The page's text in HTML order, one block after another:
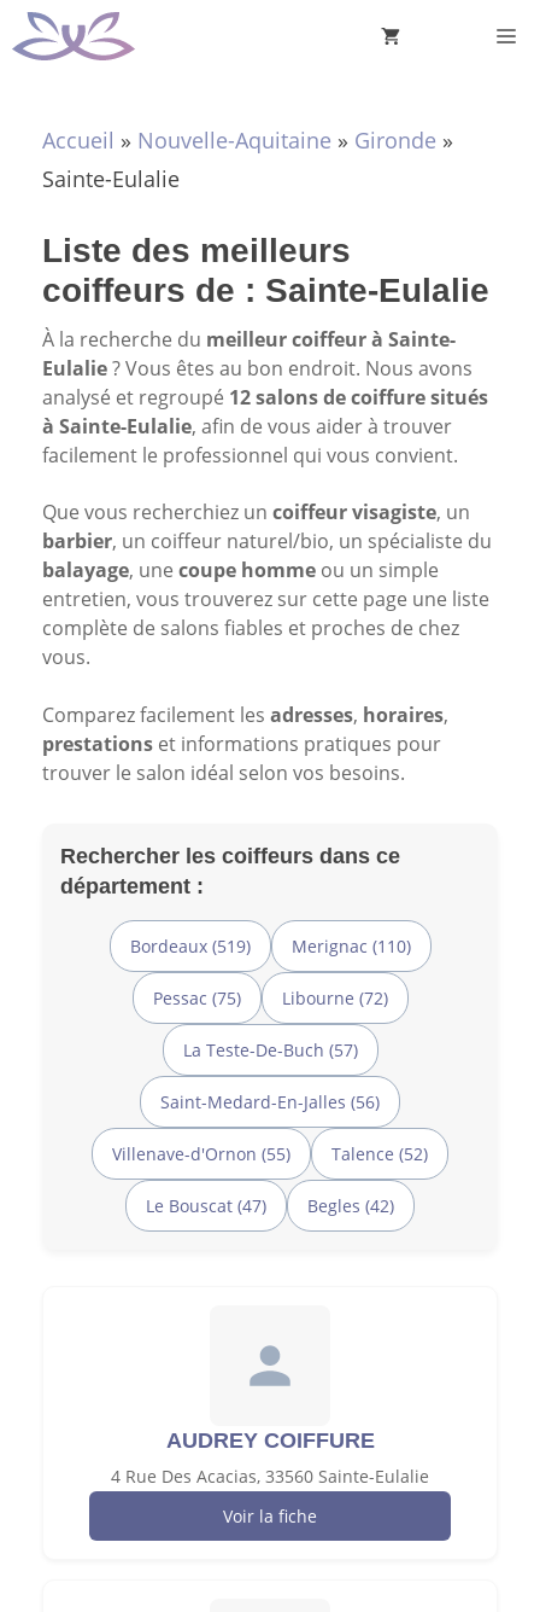
Aller
au
Accueil » Nouvelle-Aquitaine » Gironde »
Sainte-Eulalie
Liste des meilleurs
coiffeurs de : Sainte-Eulalie
À la recherche du meilleur coiffeur à Sainte-
Eulalie? Vous êtes au bon endroit. Nous avons
analysé et regroupé 12 salons de coiffure situés
à Sainte-Eulalie, afin de vous aider à trouver
facilement le professionnel qui vous convient.
Que vous recherchiez un coiffeur visagiste, un
barbier, un coiffeur naturel/bio, un spécialiste du
balayage, une coupe homme ou un simple
entretien, vous trouverez sur cette page une liste
complète de salons fiables et proches de chez
vous.
Comparez facilement les adresses, horaires,
prestations et informations pratiques pour
trouver le salon idéal selon vos besoins.
Rechercher les coiffeurs dans ce
département :
Bordeaux (519) Merignac (110)
Pessac (75) Libourne (72)
La Teste-De-Buch (57)
Saint-Medard-En-Jalles (56)
Villenave-d'Ornon (55) Talence (52)
Le Bouscat (47) Begles (42)
AUDREY COIFFURE
4 Rue Des Acacias, 33560 Sainte-Eulalie
Voir la fiche